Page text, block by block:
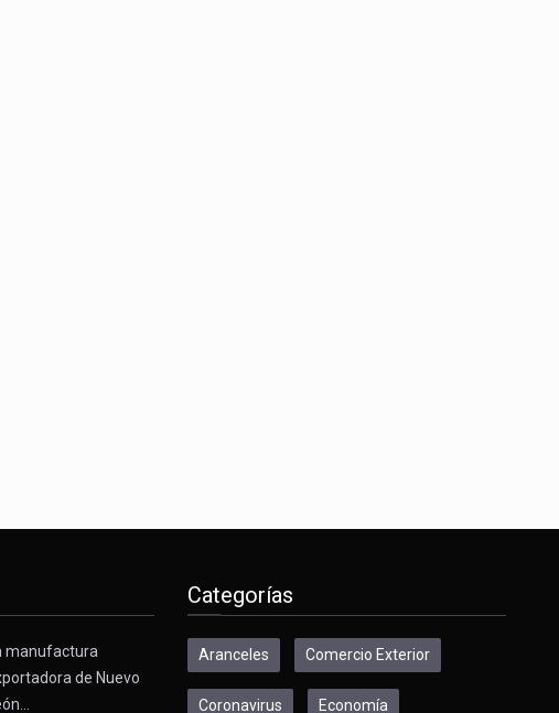
manufactura
de Nuevo
Categorías
Aranceles Comercio Exterior
Coronavirus Economía